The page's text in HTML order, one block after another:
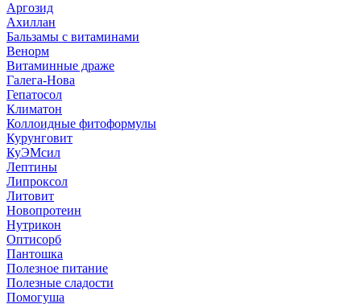
Аргозид
Ахиллан
Бальзамы с витаминами
Венорм
Витаминные драже
Галега-Нова
Гепатосол
Климатон
Коллоидные фитоформулы
Курунговит
КуЭМсил
Лептины
Липроксол
Литовит
Новопротеин
Нутрикон
Оптисорб
Пантошка
Полезное питание
Полезные сладости
Помогуша